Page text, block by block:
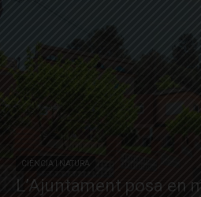
CIÈNCIA I NATURA
L’Ajuntament posa en